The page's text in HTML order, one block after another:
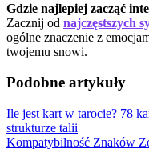
Gdzie najlepiej zacząć
Zacznij od najczęstszych
ogólne znaczenie z
twojemu snowi.
Podobne artykuły
Ile jest kart w tarocie? 78
strukturze talii
Kompatybilność Znaków